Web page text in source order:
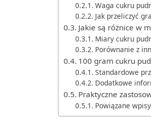
Waga cukru
Jak przeliczyć
Jakie są różnice w
Miary cukru
Porównanie z
100 gram cukru
Standardowe
Dodatkowe
Praktyczne
Powiązane